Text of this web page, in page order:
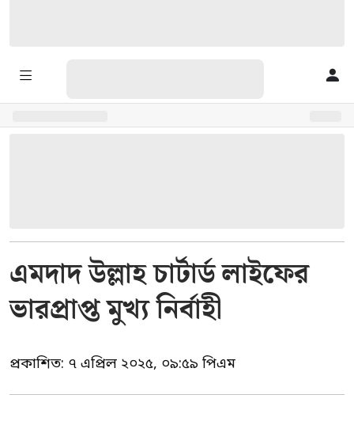
এমদাদ উল্লাহ চার্টার্ড লাইফের
ভারপ্রাপ্ত মুখ্য নির্বাহী
প্রকাশিত: ৭ এপ্রিল ২০২৫, ০৯:৫৯ পিএম